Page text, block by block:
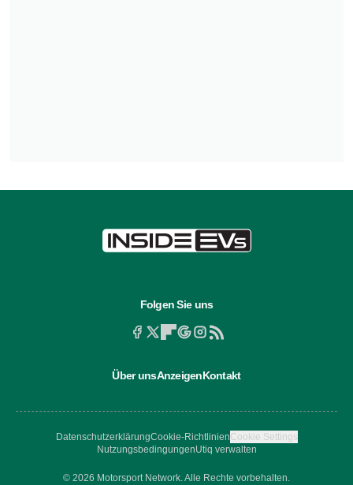
Folgen Sie uns
Über unsAnzeigenKontakt
DatenschutzerklärungCookie-RichtlinienCookie Settings
NutzungsbedingungenUtiq verwalten
© 2026 Motorsport Network. Alle Rechte vorbehalten.